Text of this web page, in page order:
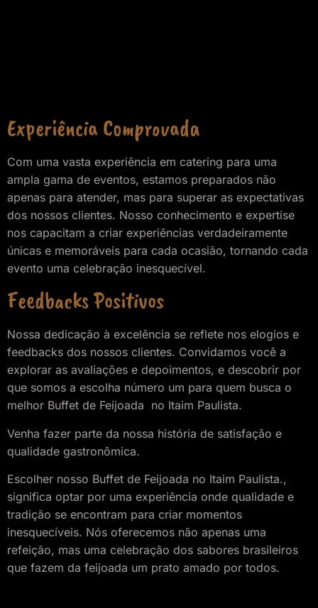
Experiência Comprovada
Com uma vasta experiência em catering para uma
ampla gama de eventos, estamos preparados não
apenas para atender, mas para superar as expectativas
dos nossos clientes. Nosso conhecimento e expertise
nos capacitam a criar experiências verdadeiramente
únicas e memoráveis para cada ocasião, tornando cada
evento uma celebração inesquecível.
Feedbacks Positivos
Nossa dedicação à excelência se reflete nos elogios e
feedbacks dos nossos clientes. Convidamos você a
explorar as avaliações e depoimentos, e descobrir por
que somos a escolha número um para quem busca o
melhor Buffet de Feijoada no Itaim Paulista.
Venha fazer parte da nossa história de satisfação e
qualidade gastronômica.
Escolher nosso Buffet de Feijoada no Itaim Paulista.,
significa optar por uma experiência onde qualidade e
tradição se encontram para criar momentos
inesquecíveis. Nós oferecemos não apenas uma
refeição, mas uma celebração dos sabores brasileiros
que fazem da feijoada um prato amado por todos.